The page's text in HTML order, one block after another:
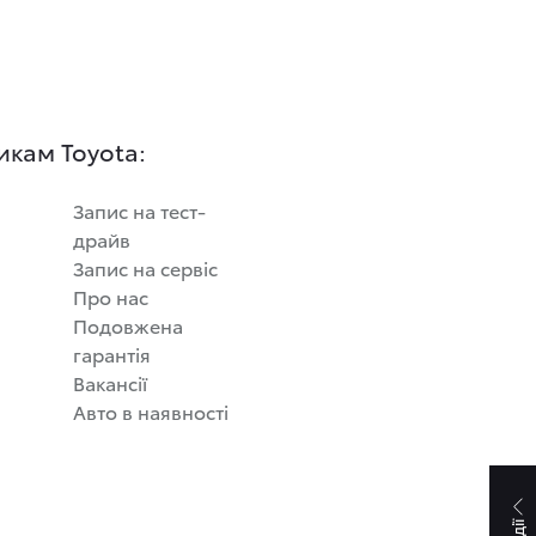
Toyota:
Запис на тест-
драйв
Запис на сервіс
Про нас
Подовжена
гарантія
Вакансії
Авто в наявності